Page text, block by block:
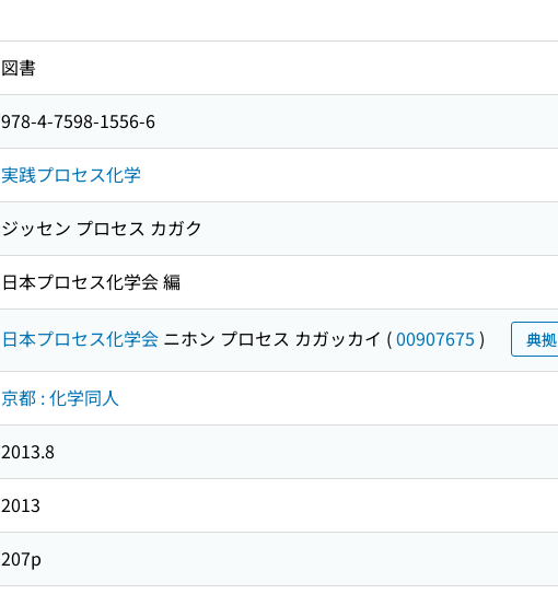
図書
978-4-7598-1556-6
実践プロセス化学
ジッセン プロセス カガク
日本プロセス化学会 編
日本プロセス化学会 ニホン プロセス カガッカイ (00907675 ) 典拠
京都 : 化学同人
2013.8
2013
207p